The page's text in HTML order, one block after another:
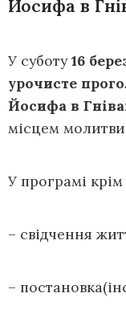
Йосифа в
У суботу16
урочисте
Йосифа в
місцем молитви
У програмі
– свідчення
–